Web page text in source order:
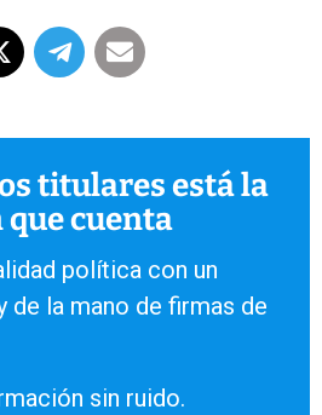
titulares está la
cuenta
política con un
de la mano de firmas de
sin ruido.